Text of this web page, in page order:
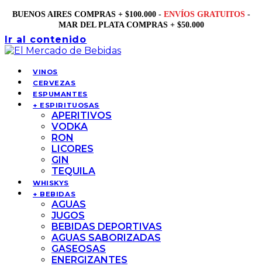
BUENOS AIRES COMPRAS + $100.000 - ENVÍOS GRATUITOS -
MAR DEL PLATA COMPRAS + $50.000
Ir al contenido
VINOS
CERVEZAS
ESPUMANTES
+ ESPIRITUOSAS
APERITIVOS
VODKA
RON
LICORES
GIN
TEQUILA
WHISKYS
+ BEBIDAS
AGUAS
JUGOS
BEBIDAS DEPORTIVAS
AGUAS SABORIZADAS
GASEOSAS
ENERGIZANTES